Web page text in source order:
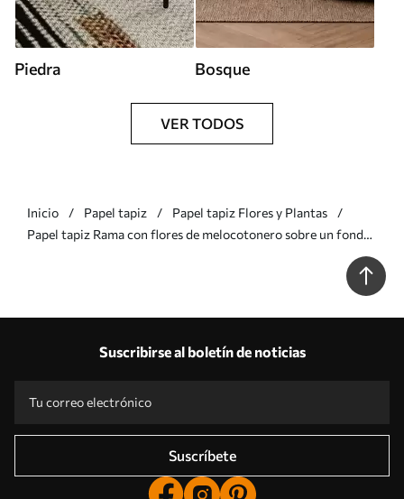
Piedra Bosque
VER TODOS
Inicio Papel tapiz
Papel tapiz Flores y Plantas
Papel tapiz Rama con flores de melocotonero sobre un fondo
Suscribirse al boletín de noticias
Suscríbete